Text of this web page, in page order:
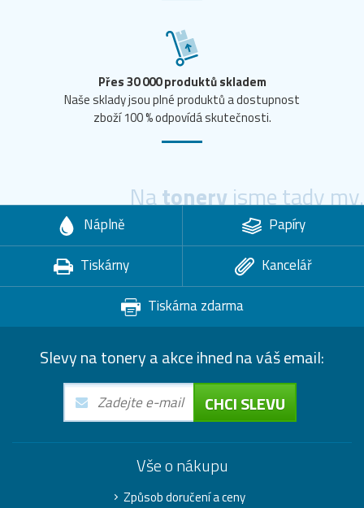
Přes 30 000 produktů skladem
Naše sklady jsou plné produktů a dostupnost
zboží 100 % odpovídá skutečnosti.
Natoneryjsme tady my.
Náplně
Papíry
Tiskárny
Kancelář
Tiskárna zdarma
Slevy na tonery a akce ihned na váš email:
CHCI SLEVU
Vše o nákupu
Způsob doručení a ceny